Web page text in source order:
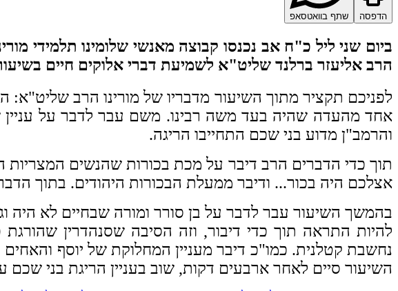
הדפסה שתף בוואטסאפ
ביום שני ליל כ"ח אב נכנסו קבוצה מאנשי שלומינו תלמידי
הרב אליעזר ברלנד שליט"א לשמיעת דברי אלוקים חיים
לפניכם תקציר מתוך השיעור מדבריו של מורינו הרב
אחד מהעדה שהיה בעד משה רבינו. משם עבר לדבר על
והרמב"ן מדוע בני שכם התחייבו הריגה.
תוך כדי הדברים הרב דיבר על מכת בכורות שהנשים
אצלכם היה בכור... ודיבר ממעלת הבכורות היהודים. בתוך
בהמשך השיעור עבר לדבר על בן סורר ומורה שבחיים לא היה
להיות התראה תוך כדי דיבור, וזה הסיבה שסנהדרין
נחשבת קטלנית. כמו"כ דיבר מעניין המחלוקת של יוסף
השיעור סיים לאחר ארבעים דקות, שוב בעניין הריגת בני שכם